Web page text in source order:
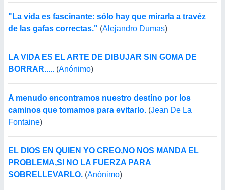
"La vida es fascinante: sólo hay que mirarla a travéz
de las gafas correctas." (Alejandro Dumas)
LA VIDA ES EL ARTE DE DIBUJAR SIN GOMA DE
BORRAR..... (Anónimo)
A menudo encontramos nuestro destino por los
caminos que tomamos para evitarlo. (Jean De La
Fontaine)
EL DIOS EN QUIEN YO CREO,NO NOS MANDA EL
PROBLEMA,SI NO LA FUERZA PARA
SOBRELLEVARLO. (Anónimo)